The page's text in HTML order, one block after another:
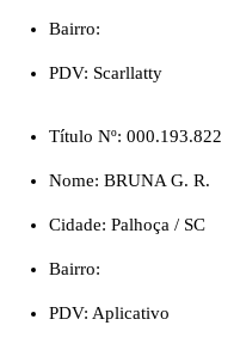
Bairro:
PDV: Scarllatty
Título Nº: 000.193.822
Nome: BRUNA G. R.
Cidade: Palhoça / SC
Bairro:
PDV: Aplicativo